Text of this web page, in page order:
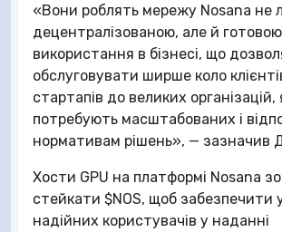
«Вони роблять мережу Nosana не
децентралізованою, але й
використання в бізнесі, що
обслуговувати ширше коло
стартапів до великих організацій,
потребують масштабованих і
нормативам рішень», — зазначив
Хости GPU на платформі Nosana
стейкати $NOS, щоб забезпечити
надійних користувачів у наданні